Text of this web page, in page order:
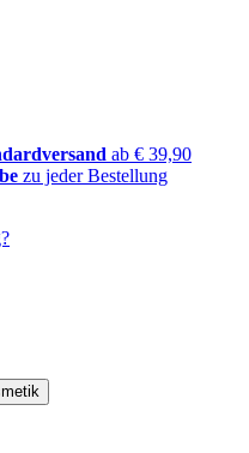
ab € 39,90
zu jeder Bestellung